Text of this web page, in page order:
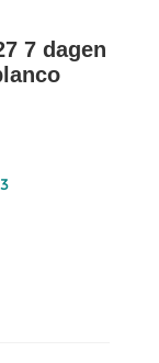
7 dagen